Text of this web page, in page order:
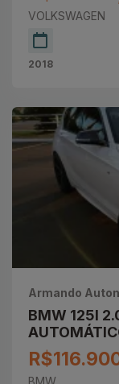
VOLKSWAGEN
2018
Armando
BMW 125I
BMW